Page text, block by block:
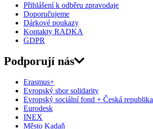
Přihlášení k odběru zpravodaje
Doporučujeme
Dárkové poukazy
Kontakty RADKA
GDPR
Podporují nás
Erasmus+
Evropský sbor solidarity
Evropský sociální fond + Česká republika
Eurodesk
INEX
Město Kadaň